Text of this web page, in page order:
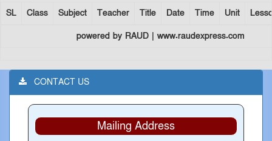
SL
Class Subject Teacher Title Date Time Unit
powered by RAUD | www.raudexpress.com
CONTACT US
Mailing Address